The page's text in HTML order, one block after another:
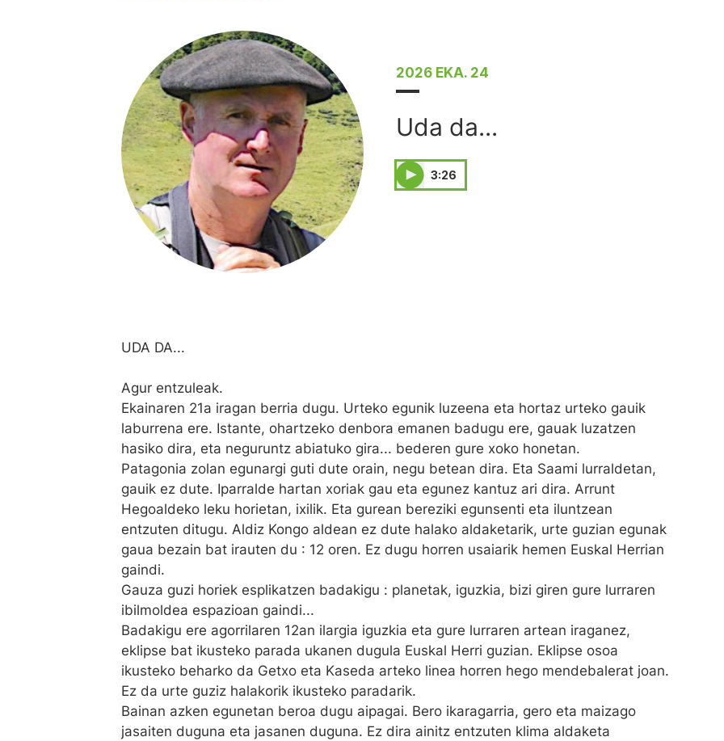
2026 EKA. 24
Uda da...
3:26
UDA DA...
Agur entzuleak.
Ekainaren 21a iragan berria dugu. Urteko egunik luzeena eta hortaz urteko gauik
laburrena ere. Istante, ohartzeko denbora emanen badugu ere, gauak luzatzen
hasiko dira, eta neguruntz abiatuko gira... bederen gure xoko honetan.
Patagonia zolan egunargi guti dute orain, negu betean dira. Eta Saami lurraldetan,
gauik ez dute. Iparralde hartan xoriak gau eta egunez kantuz ari dira. Arrunt
Hegoaldeko leku horietan, ixilik. Eta gurean bereziki egunsenti eta iluntzean
entzuten ditugu. Aldiz Kongo aldean ez dute halako aldaketarik, urte guzian egunak
gaua bezain bat irauten du : 12 oren. Ez dugu horren usaiarik hemen Euskal Herrian
gaindi.
Gauza guzi horiek esplikatzen badakigu : planetak, iguzkia, bizi giren gure lurraren
ibilmoldea espazioan gaindi...
Badakigu ere agorrilaren 12an ilargia iguzkia eta gure lurraren artean iraganez,
eklipse bat ikusteko parada ukanen dugula Euskal Herri guzian. Eklipse osoa
ikusteko beharko da Getxo eta Kaseda arteko linea horren hego mendebalerat joan.
Ez da urte guziz halakorik ikusteko paradarik.
Bainan azken egunetan beroa dugu aipagai. Bero ikaragarria, gero eta maizago
jasaiten duguna eta jasanen duguna. Ez dira ainitz entzuten klima aldaketa